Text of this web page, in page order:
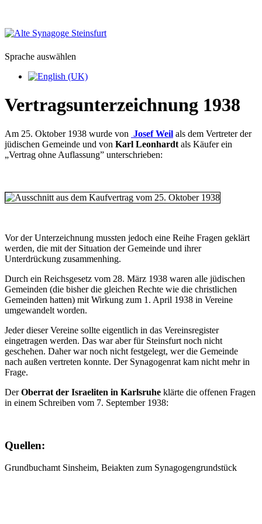
Sprache auswählen
Vertragsunterzeichnung 1938
Am 25. Oktober 1938 wurde von Josef Weil als dem Vertreter der
jüdischen Gemeinde und von Karl Leonhardt als Käufer ein
„Vertrag ohne Auflassung” unterschrieben:
Vor der Unterzeichnung mussten jedoch eine Reihe Fragen geklärt
werden, die mit der Situation der Gemeinde und ihrer
Unterdrückung zusammenhing.
Durch ein Reichsgesetz vom 28. März 1938 waren alle jüdischen
Gemeinden (die bisher die gleichen Rechte wie die christlichen
Gemeinden hatten) mit Wirkung zum 1. April 1938 in Vereine
umgewandelt worden.
Jeder dieser Vereine sollte eigentlich in das Vereinsregister
eingetragen werden. Das war aber für Steinsfurt noch nicht
geschehen. Daher war noch nicht festgelegt, wer die Gemeinde
nach außen vertreten konnte. Der Synagogenrat kam nicht mehr in
Frage.
DerOberrat der Israeliten in Karlsruhe klärte die offenen Fragen
in einem Schreiben vom 7. September 1938:
Quellen:
Grundbuchamt Sinsheim, Beiakten zum Synagogengrundstück